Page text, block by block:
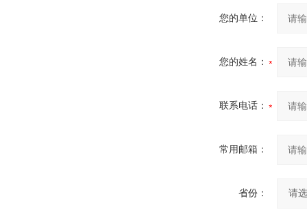
您的单位：
您的姓名：
联系电话：
常用邮箱：
省份：